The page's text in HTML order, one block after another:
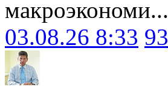
макроэкономи...
03.08.26 8:33 93